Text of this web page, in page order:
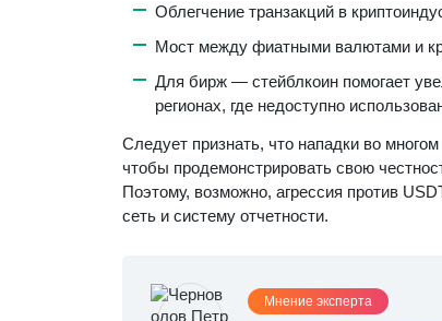
Облегчение транзакций в
Мост между фиатными валютами и
Для бирж — стейблкоин помогает
регионах, где недоступно
Следует признать, что нападки во
чтобы продемонстрировать свою
Поэтому, возможно, агрессия против
сеть и систему отчетности.
Мнение эксперта